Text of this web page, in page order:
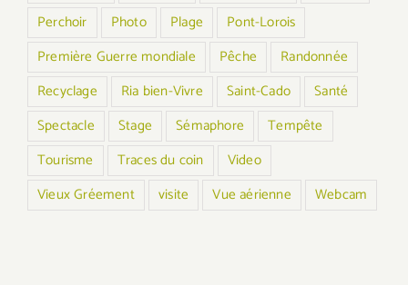
Perchoir
Photo Plage
Pont-Lorois
Première Guerre mondiale
Pêche
Randonnée
Recyclage
Ria bien-Vivre Saint-Cado
Santé
Spectacle
Stage Sémaphore
Tempête
Tourisme
Traces du coin
Video
Vieux Gréement
visite Vue aérienne Webcam